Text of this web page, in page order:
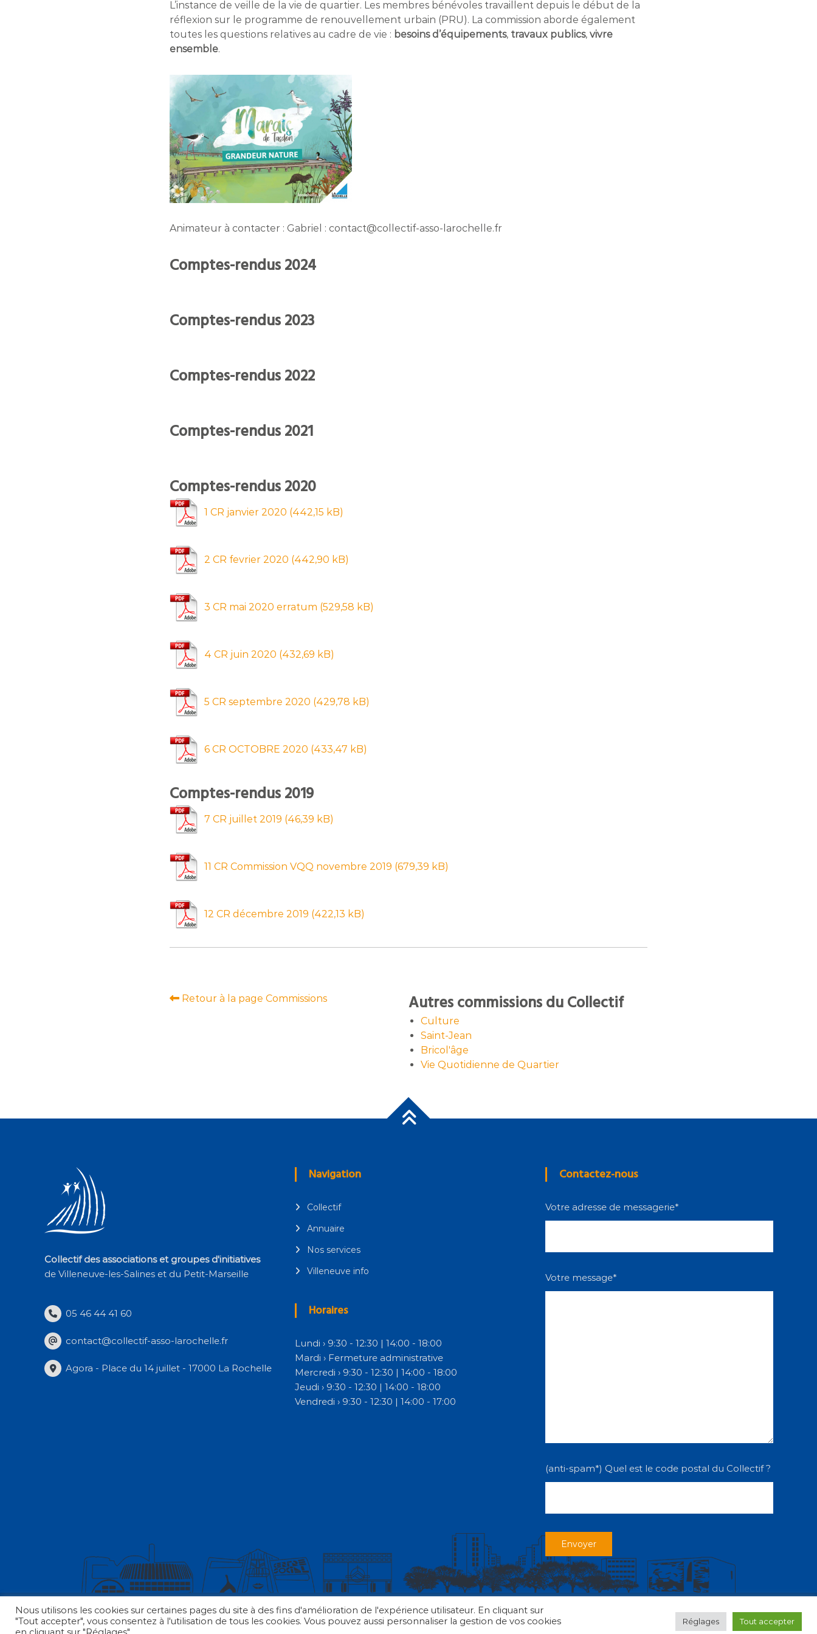
L’instance de veille de la vie de quartier. Les membres bénévoles travaillent depuis le début de la
réflexion sur le programme de renouvellement urbain (PRU). La commission aborde également
toutes les questions relatives au cadre de vie : besoins d’équipements, travaux publics, vivre
ensemble.
Animateur à contacter : Gabriel : contact@collectif-asso-larochelle.fr
Comptes-rendus 2024
Comptes-rendus 2023
Comptes-rendus 2022
Comptes-rendus 2021
Comptes-rendus 2020
1 CR janvier 2020
2 CR fevrier 2020
3 CR mai 2020 erratum
4 CR juin 2020
5 CR septembre 2020
6 CR OCTOBRE 2020
Comptes-rendus 2019
7 CR juillet 2019
11 CR Commission VQQ novembre 2019
12 CR décembre 2019
Retour à la page Commissions Autres commissions du Collectif
Culture
Saint-Jean
Bricol'âge
Vie Quotidienne de Quartier
Collectif des associations et groupes d'initiatives
de Villeneuve-les-Salines et du Petit-Marseille
05 46 44 41 60
contact@collectif-asso-larochelle.fr
Agora - Place du 14 juillet - 17000 La Rochelle
Navigation
Collectif
Annuaire
Nos services
Villeneuve info
Horaires
Lundi › 9:30 - 12:30 | 14:00 - 18:00
Mardi › Fermeture administrative
Mercredi › 9:30 - 12:30 | 14:00 - 18:00
Jeudi › 9:30 - 12:30 | 14:00 - 18:00
Vendredi › 9:30 - 12:30 | 14:00 - 17:00
Contactez-nous
Votre adresse de messagerie*
Votre message*
(anti-spam*) Quel est le code postal du Collectif ?
Copyright © 2026 Collectif des Associations|Mentions légales
Nous utilisons les cookies sur certaines pages du site à des fins d'amélioration de l'expérience utilisateur. En cliquant sur
"Tout accepter", vous consentez à l'utilisation de tous les cookies. Vous pouvez aussi personnaliser la gestion de vos cookies
Réglages Tout accepter